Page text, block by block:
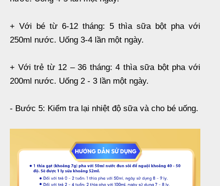
+ Với bé từ 6-12 tháng: 5 thìa sữa bột pha với
250ml nước. Uống 3-4 lần một ngày.
+ Với trẻ từ 12 – 36 tháng: 4 thìa sữa bột pha với
200ml nước. Uống 2 - 3 lần một ngày.
- Bước 5: Kiểm tra lại nhiệt độ sữa và cho bé uống.